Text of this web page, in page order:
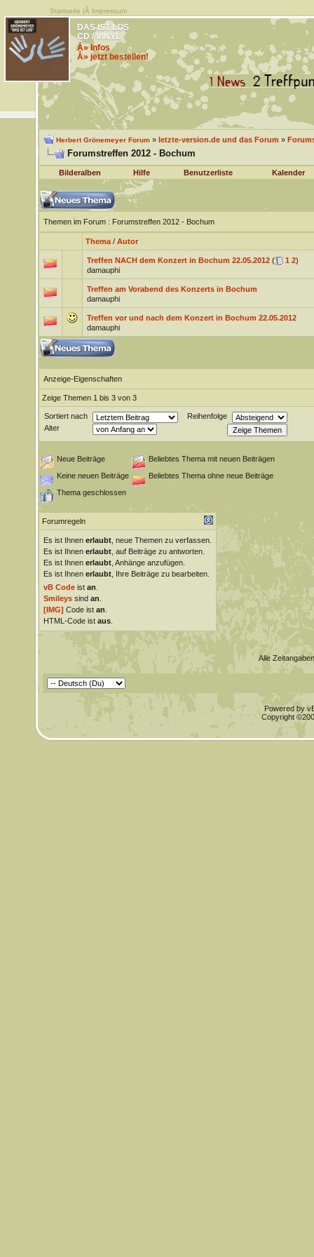
Startseite |Â Impressum
DAS IST LOS
CD / VINYL
Â» Infos
Â» jetzt bestellen!
Herbert Grönemeyer Forum» letzte-version.de und das Forum »
Forumstreffen 2012 - Bochum
Bilderalben Hilfe Benutzerliste Kalender
Themen im Forum: Forumstreffen 2012 - Bochum
Thema/ Autor
Treffen NACH dem Konzert in Bochum 22.05.2012 ( 1 2)
damauphi
Treffen am Vorabend des Konzerts in Bochum
damauphi
Treffen vor und nach dem Konzert in Bochum 22.05.2012
damauphi
Anzeige-Eigenschaften
Zeige Themen 1 bis 3 von 3
Sortiert nach
Reihenfolge
Alter
Neue Beiträge
Beliebtes Thema mit neuen Beiträgen
Keine neuen Beiträge
Beliebtes Thema ohne neue Beiträge
Thema geschlossen
Forumregeln
Es ist Ihnen erlaubt, neue Themen zu verfassen.
Es ist Ihnen erlaubt, auf Beiträge zu antworten.
Es ist Ihnen erlaubt, Anhänge anzufügen.
Es ist Ihnen erlaubt, Ihre Beiträge zu bearbeiten.
vB Codeist an
Smileyssind an
[IMG] Code ist an
HTML-Code ist aus.
Alle
Powered by
Copyright